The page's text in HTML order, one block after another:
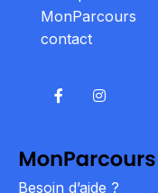
MonParcours
contact
Besoin d’aide ?